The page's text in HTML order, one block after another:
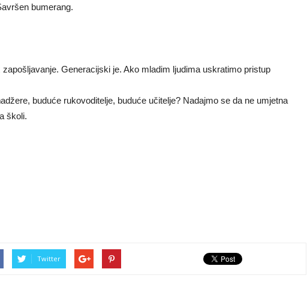
bumerang.
Generacijski je. Ako mladim ljudima uskratimo pristup
buduće rukovoditelje, buduće učitelje? Nadajmo se da ne umjetna
školi.
Twitter